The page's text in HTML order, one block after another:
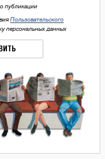
публикации
Пользовательского
персональных данных